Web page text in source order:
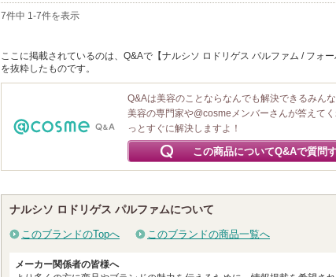
7件中 1-7件を表示
ここに掲載されているのは、Q&Aで【ナルシソ ロドリゲス パルファム / フォ
を抜粋したものです。
Q&Aは美容のことならなんでも解決できるみん
美容の専門家や@cosmeメンバーさんが答えて
っとすぐに解決しますよ！
この商品についてQ&Aで質問
ナルシソ ロドリゲス パルファムについて
このブランドのTopへ このブランドの商品一覧へ
メーカー関係者の皆様へ